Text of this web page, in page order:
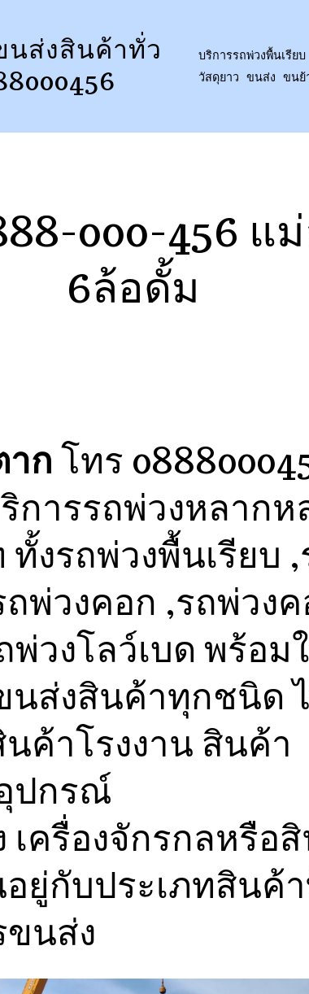
นส่งสินค้าทั่ว
บริการรถพ่วงพื้นเรี
วัสดุยาว ขนส่ง ขนย้
000-456 แ
6ล้อดั้ม
าก โทร
การรถพ่วงหลากห
ทั้งรถพ่วงพื้นเรียบ ,
พ่วงคอก ,รถพ่วง
พ่วงโลว์เบด พร้อม
นส่งสินค้าทุกชนิด
ค้าโรงงาน สินค้า
ปกรณ์
เครื่องจักรกลหรือ
ยู่กับประเภทสินค้
ขนส่ง